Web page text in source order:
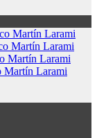
Martín Larami
Martín Larami
Martín Larami
Martín Larami